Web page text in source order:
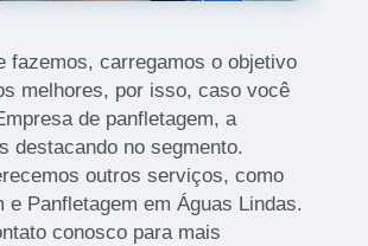
fazemos, carregamos o objetivo
melhores, por isso, caso você
de panfletagem, a
destacando no segmento.
outros serviços, como
e Panfletagem em Águas Lindas.
conosco para mais